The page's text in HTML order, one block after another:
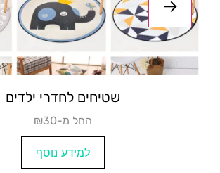
שטיח לחדר שינה ילדים- כוכבים
₪החל מ- 22
למידע נוסף